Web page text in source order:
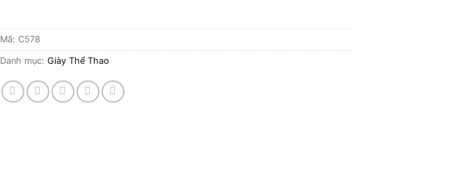
Mã: C578
Danh mục: Giày Thể Thao